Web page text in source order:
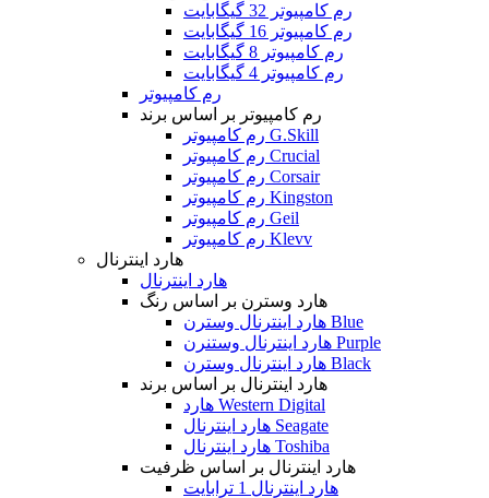
رم کامپیوتر 32 گیگابایت
رم کامپیوتر 16 گیگابایت
رم کامپیوتر 8 گیگابایت
رم کامپیوتر 4 گیگابایت
رم کامپیوتر
رم کامپیوتر بر اساس برند
رم کامپیوتر G.Skill
رم کامپیوتر Crucial
رم کامپیوتر Corsair
رم کامپیوتر Kingston
رم کامپیوتر Geil
رم کامپیوتر Klevv
هارد اینترنال
هارد اینترنال
هارد وسترن بر اساس رنگ
هارد اینترنال وسترن Blue
هارد اینترنال وستنرن Purple
هارد اینترنال وسترن Black
هارد اینترنال بر اساس برند
هارد Western Digital
هارد اینترنال Seagate
هارد اینترنال Toshiba
هارد اینترنال بر اساس ظرفیت
هارد اینترنال 1 ترابایت